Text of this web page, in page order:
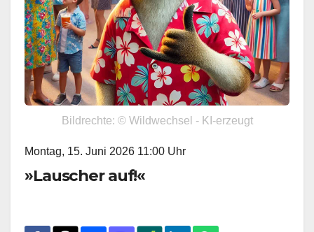
Bildrechte: © Wildwechsel - KI-erzeugt
Montag, 15. Juni 2026 11:00 Uhr
»Lauscher auf!«